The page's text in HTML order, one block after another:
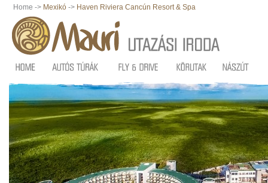
Home -> Mexikó -> Haven Riviera Cancún Resort & Spa